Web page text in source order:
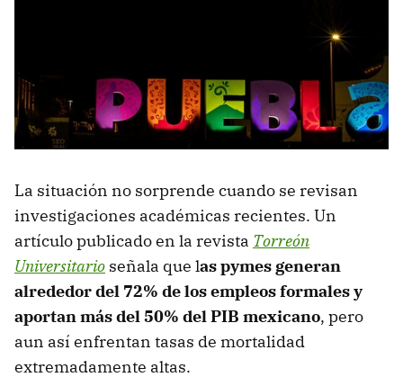
La situación no sorprende cuando se revisan
investigaciones académicas recientes. Un
artículo publicado en la revista Torreón
Universitario señala que las pymes generan
alrededor del 72% de los empleos formales y
aportan más del 50% del PIB mexicano, pero
aun así enfrentan tasas de mortalidad
extremadamente altas.